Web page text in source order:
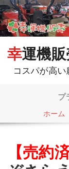
コ
ン
テ
ン
幸運機
コスパが高
プ
ホーム
【売約済